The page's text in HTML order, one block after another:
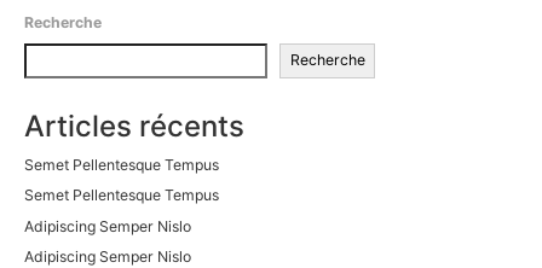
Recherche
Recherche
Articles récents
Semet Pellentesque Tempus
Semet Pellentesque Tempus
Adipiscing Semper Nislo
Adipiscing Semper Nislo